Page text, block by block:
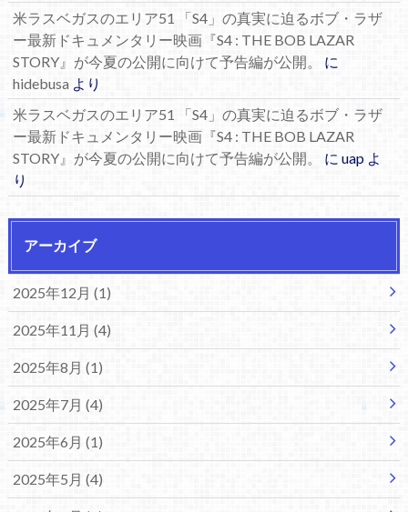
米ラスベガスのエリア51 「S4」の真実に迫るボブ・ラザ
ー最新ドキュメンタリー映画『S4 : THE BOB LAZAR
STORY』が今夏の公開に向けて予告編が公開。
に
hidebusaより
米ラスベガスのエリア51 「S4」の真実に迫るボブ・ラザ
ー最新ドキュメンタリー映画『S4 : THE BOB LAZAR
STORY』が今夏の公開に向けて予告編が公開。
に uapよ
り
アーカイブ
2025年12月 (1)
2025年11月 (4)
2025年8月 (1)
2025年7月 (4)
2025年6月 (1)
2025年5月 (4)